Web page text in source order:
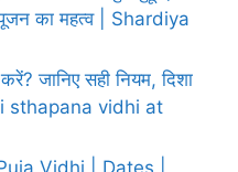
का महत्व | Shardiya
जानिए सही नियम, दिशा
sthapana vidhi at